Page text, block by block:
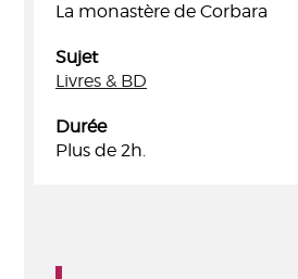
La monastère de Corbara
Sujet
Livres & BD
Durée
Plus de 2h.